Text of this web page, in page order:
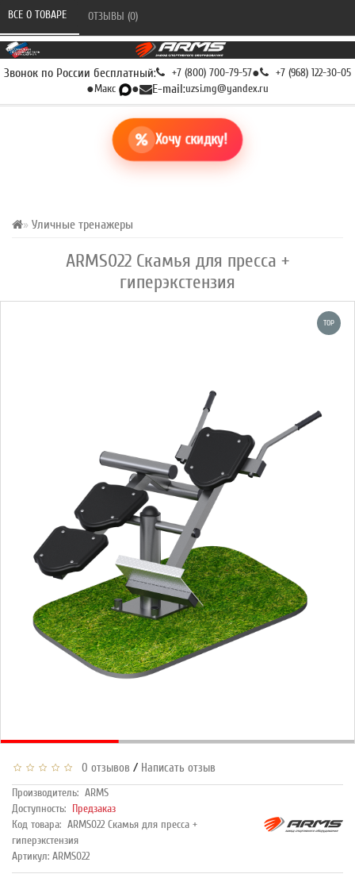
Звонок по России бесплатный: +7 (800) 700-79-57● +7 (968) 122-30-05
●Макс ● E-mail:uzsi.mg@yandex.ru
Хочу скидку!
Уличные тренажеры
ARMS022 Скамья для пресса +
гиперэкстензия
ВСЕ О ТОВАРЕ ОТЗЫВЫ (0)
TOP
0 отзывов / Написать отзыв
Производитель: ARMS
Доступность: Предзаказ
Код товара: ARMS022 Скамья для пресса +
гиперэкстензия
Артикул: ARMS022